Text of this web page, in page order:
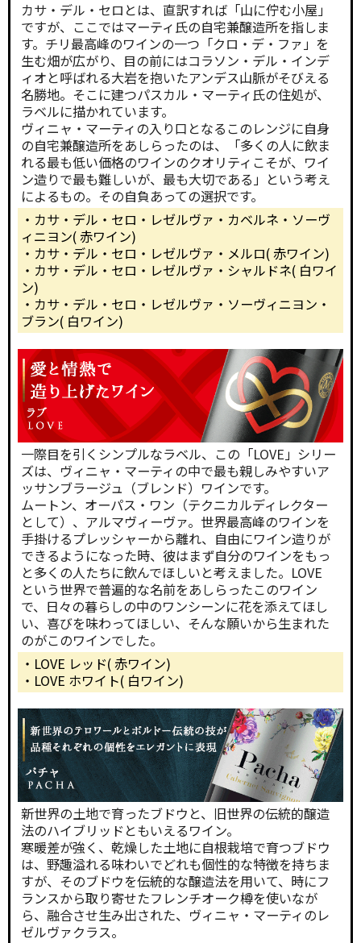
カサ・デル・セロとは、直訳すれば「山に佇む小屋」
ですが、ここではマーティ氏の自宅兼醸造所を指しま
す。チリ最高峰のワインの一つ「クロ・デ・ファ」を
生む畑が広がり、目の前にはコラソン・デル・インデ
ィオと呼ばれる大岩を抱いたアンデス山脈がそびえる
名勝地。そこに建つパスカル・マーティ氏の住処が、
ラベルに描かれています。
ヴィニャ・マーティの入り口となるこのレンジに自身
の自宅兼醸造所をあしらったのは、「多くの人に飲ま
れる最も低い価格のワインのクオリティこそが、ワイ
ン造りで最も難しいが、最も大切である」という考え
によるもの。その自負あっての選択です。
・カサ・デル・セロ・レゼルヴァ・カベルネ・ソーヴ
ィニヨン( 赤ワイン)
・カサ・デル・セロ・レゼルヴァ・メルロ( 赤ワイン)
・カサ・デル・セロ・レゼルヴァ・シャルドネ( 白ワイ
ン)
・カサ・デル・セロ・レゼルヴァ・ソーヴィニヨン・
ブラン( 白ワイン)
一際目を引くシンプルなラベル、この「LOVE」シリー
ズは、ヴィニャ・マーティの中で最も親しみやすいア
ッサンブラージュ（ブレンド）ワインです。
ムートン、オーパス・ワン（テクニカルディレクター
として）、アルマヴィーヴァ。世界最高峰のワインを
手掛けるプレッシャーから離れ、自由にワイン造りが
できるようになった時、彼はまず自分のワインをもっ
と多くの人たちに飲んでほしいと考えました。LOVE
という世界で普遍的な名前をあしらったこのワイン
で、日々の暮らしの中のワンシーンに花を添えてほし
い、喜びを味わってほしい、そんな願いから生まれた
のがこのワインでした。
・LOVE レッド( 赤ワイン)
・LOVE ホワイト( 白ワイン)
新世界の土地で育ったブドウと、旧世界の伝統的醸造
法のハイブリッドともいえるワイン。
寒暖差が強く、乾燥した土地に自根栽培で育つブドウ
は、野趣溢れる味わいでどれも個性的な特徴を持ちま
すが、そのブドウを伝統的な醸造法を用いて、時にフ
ランスから取り寄せたフレンチオーク樽を使いなが
ら、融合させ生み出された、ヴィニャ・マーティのレ
ゼルヴァクラス。